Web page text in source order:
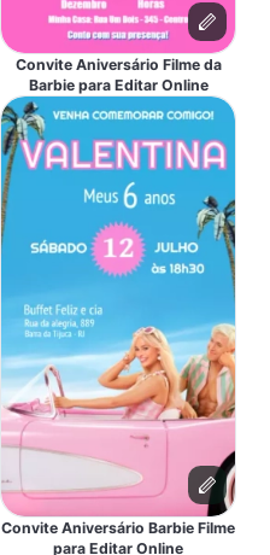
Convite Aniversário Filme da
Barbie para Editar Online
Convite Aniversário Barbie Filme
para Editar Online